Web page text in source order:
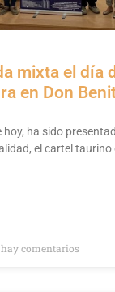
mixta el día
en Don
hoy, ha sido
el cartel taurino
hay comentarios